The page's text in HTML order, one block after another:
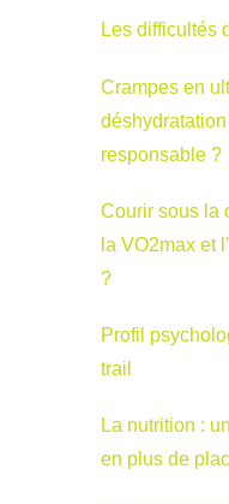
Les difficultés
Crampes en
responsable ?
Courir sous la
la VO2max et
?
Profil
trail
La nutrition :
en plus de